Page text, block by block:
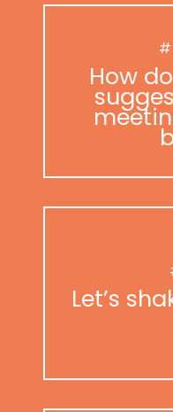
#
How
Let’s